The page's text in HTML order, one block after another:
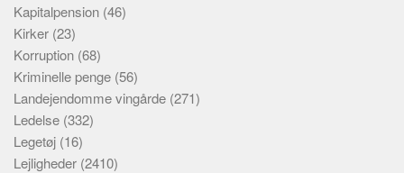
Kapitalpension (46)
Kirker (23)
Korruption (68)
Kriminelle penge (56)
Landejendomme vingårde (271)
Ledelse (332)
Legetøj (16)
Lejligheder (2410)